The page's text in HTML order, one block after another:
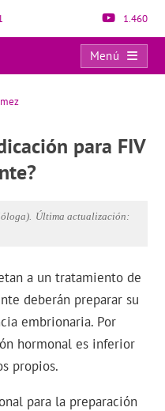
1.460
Menú
FAQs
para FIV
Última actualización:
a un tratamiento de
deberán preparar su
embrionaria. Por
hormonal es inferior
propios.
para la preparación